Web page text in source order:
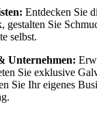
Entdecken Sie
gestalten Sie
selbst.
Unternehmen:
Sie exklusive
Sie Ihr eigenes